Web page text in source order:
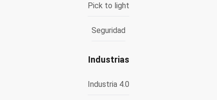
Pick to light
Seguridad
Industrias
Industria 4.0